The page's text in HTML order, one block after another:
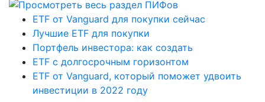
ETF от Vanguard для покупки сейчас
Лучшие ETF для покупки
Портфель инвестора: как создать
ETF с долгосрочным горизонтом
ETF от Vanguard, который поможет удвоить
инвестиции в 2022 году